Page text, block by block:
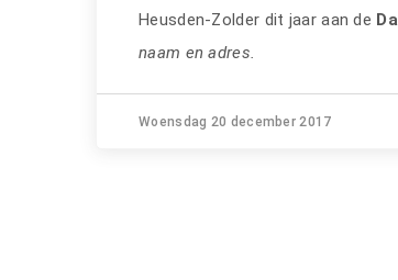
Heusden-Zolder dit jaar aan de
naam en adres.
Woensdag 20 december 2017